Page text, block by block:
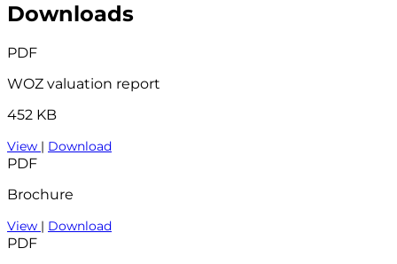
Downloads
PDF
WOZ valuation report
452 KB
View | Download
PDF
Brochure
View | Download
PDF